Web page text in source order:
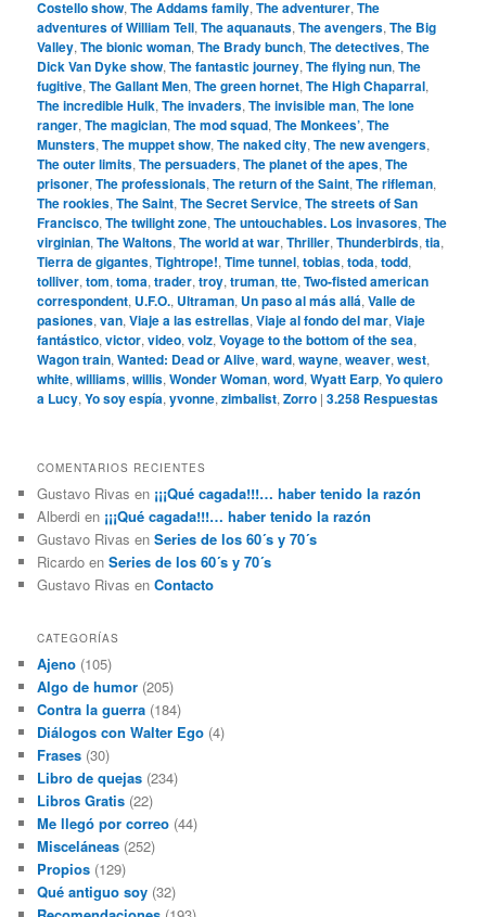
Costello show,The Addams family,The adventurer,The
adventures of William Tell,The aquanauts,The avengers,The Big
Valley,The bionic woman,The Brady bunch,The detectives,The
Dick Van Dyke show,The fantastic journey,The flying nun,The
fugitive,The Gallant Men,The green hornet,The High Chaparral,
The incredible Hulk,The invaders,The invisible man,The lone
ranger,The magician,The mod squad,The Monkees’,The
Munsters,The muppet show,The naked city,The new avengers,
The outer limits,The persuaders,The planet of the apes,The
prisoner,The professionals,The return of the Saint,The rifleman,
The rookies,The Saint,The Secret Service,The streets of San
Francisco,The twilight zone,The untouchables. Los invasores,The
virginian,The Waltons,The world at war,Thriller,Thunderbirds,tia,
Tierra de gigantes,Tightrope!,Time tunnel,tobias,toda,todd,
tolliver,tom,toma,trader,troy,truman,tte,Two-fisted american
correspondent, U.F.O., Ultraman, Un paso al más allá,Valle de
pasiones,van,Viaje a las estrellas,Viaje al fondo del mar,Viaje
fantástico,victor,video,volz,Voyage to the bottom of the sea,
Wagon train,Wanted: Dead or Alive,ward,wayne,weaver,west,
white,williams,willis,Wonder Woman,word,Wyatt Earp,Yo quiero
a Lucy,Yo soy espía,yvonne,zimbalist,Zorro |3.258 Respuestas
COMENTARIOS RECIENTES
Gustavo Rivas en ¡¡¡Qué cagada!!!… haber tenido la razón
Alberdi en ¡¡¡Qué cagada!!!… haber tenido la razón
Gustavo Rivas enSeries de los 60´s y 70´s
Ricardo enSeries de los 60´s y 70´s
Gustavo Rivas enContacto
CATEGORÍAS
Ajeno (105)
Algo de humor (205)
Contra la guerra (184)
Diálogos con Walter Ego (4)
Frases (30)
Libro de quejas (234)
Libros Gratis (22)
Me llegó por correo (44)
Misceláneas (252)
Propios (129)
Qué antiguo soy (32)